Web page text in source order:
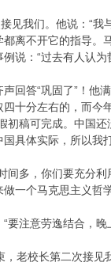
见我们。他说：“
离不开它的指导
说：“过去有人认
回答“巩固了”！他
十分左右的，而
初稿可完成。中国
具体实际，所以
间多，你们要充分
一个马克思主义哲
要注意劳逸结合，
，老校长第二次接